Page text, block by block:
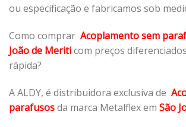
ou especificação e fabricamos sob
Como comprar Acoplamento sem
João de Meriticom preços
rápida?
A ALDY, é distribuidora exclusiva de
parafusosda marca Metalflex em São